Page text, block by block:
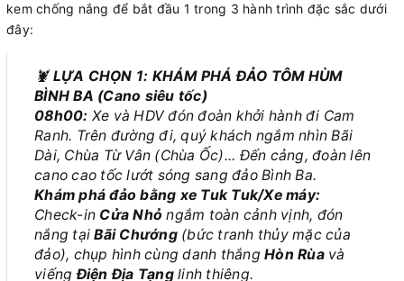
kem chống nắng để bắt đầu 1 trong 3 hành trình đặc sắc dưới
đây:
🦞 LỰA CHỌN 1: KHÁM PHÁ ĐẢO TÔM HÙM
BÌNH BA (Cano siêu tốc)
08h00: Xe và HDV đón đoàn khởi hành đi Cam
Ranh. Trên đường đi, quý khách ngắm nhìn Bãi
Dài, Chùa Từ Vân (Chùa Ốc)... Đến cảng, đoàn lên
cano cao tốc lướt sóng sang đảo Bình Ba.
Khám phá đảo bằng xe Tuk Tuk/Xe máy:
Check-in Cửa Nhỏ ngắm toàn cảnh vịnh, đón
nắng tạiBãi Chướng(bức tranh thủy mặc của
đảo), chụp hình cùng danh thắng Hòn Rùavà
viếngĐiện Địa Tạnglinh thiêng.